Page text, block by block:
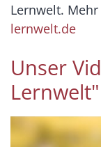
Lernwelt.
lernwelt.de
Unser
Lernwelt"